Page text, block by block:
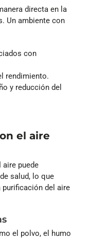
directa en la
Un ambiente con
con
rendimiento.
y reducción del
el aire
aire puede
salud, lo que
purificación del aire
el polvo, el humo